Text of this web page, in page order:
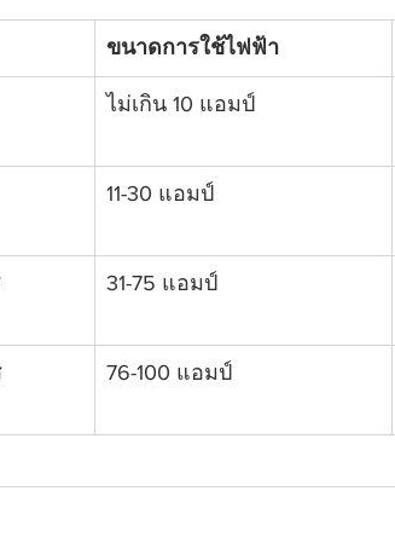
ขนาดการใช้ไฟฟ้า
ไม่เกิน 10 แอมป์
11-30 แอมป์
31-75 แอมป์
76-100 แอมป์